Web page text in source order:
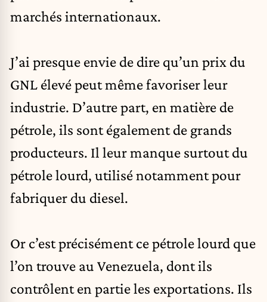
marchés internationaux.
J’ai presque envie de dire qu’un prix du
GNL élevé peut même favoriser leur
industrie. D’autre part, en matière de
pétrole, ils sont également de grands
producteurs. Il leur manque surtout du
pétrole lourd, utilisé notamment pour
fabriquer du diesel.
Or c’est précisément ce pétrole lourd que
l’on trouve au Venezuela, dont ils
contrôlent en partie les exportations. Ils